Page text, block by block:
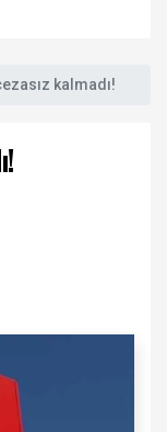
kalmadı!